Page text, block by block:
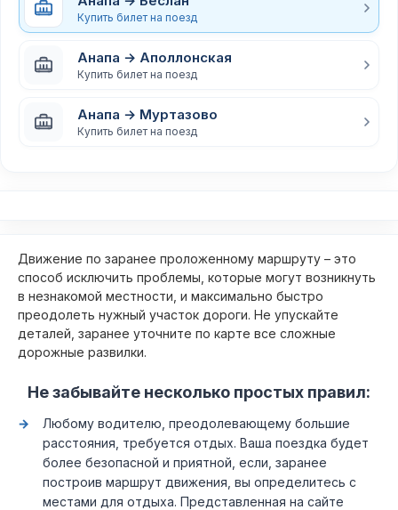
Купить билет на поезд
Анапа → Аполлонская
Купить билет на поезд
Анапа → Муртазово
Купить билет на поезд
Движение по заранее проложенному маршруту – это
способ исключить проблемы, которые могут возникнуть
в незнакомой местности, и максимально быстро
преодолеть нужный участок дороги. Не упускайте
деталей, заранее уточните по карте все сложные
дорожные развилки.
Не забывайте несколько простых правил:
Любому водителю, преодолевающему большие
расстояния, требуется отдых. Ваша поездка будет
более безопасной и приятной, если, заранее
построив маршрут движения, вы определитесь с
местами для отдыха. Представленная на сайте